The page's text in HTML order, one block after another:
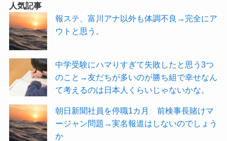
人気記事
報ステ、富川アナ以外も体調不良→完全にア
ウトと思う。
中学受験にハマりすぎて失敗したと思う3つ
のこと→友だちが多いのが勝ち組で幸せなん
て考えるのは日本人くらいじゃないかな。
朝日新聞社員を停職1カ月 前検事長賭けマ
ージャン問題→実名報道はしないのでしょう
か